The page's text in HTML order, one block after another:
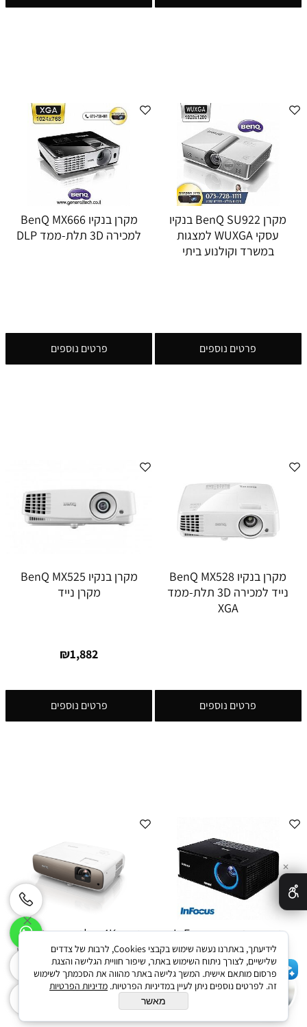
מקרן BenQ SU922 בנקיו
עסקי WUXGA למצגות
במשרד וקולנוע ביתי
פרטים נוספים
מקרן בנקיו BenQ MX666
למכירה 3D תלת-ממד DLP
פרטים נוספים
מקרן בנקיו BenQ MX528
נייד למכירה 3D תלת-ממד
XGA
פרטים נוספים
מקרן בנקיו BenQ MX525
מקרן נייד
₪1,882
פרטים נוספים
מקרן אינפוקוס InFocus
IN2116
מקרן 4K קולנוע ביתי BenQ
W2700 עם HDR10 ו- איריס
דינמי לסצנות חדות
משופרות.True 4K UHD
Projector with DCI-
P3/Rec.709 and HDR-PRO
✕
לידיעתך, באתרנו נעשה שימוש בקבצי Cookies, לרבות של צדדים
שלישיים, לצורך ניתוח השימוש באתר, שיפור חוויית הגלישה והצגת
פרסום מותאם אישית. המשך גלישה באתר מהווה את הסכמתך לשימוש
זה. לפרטים נוספים ניתן לעיין במדיניות הפרטיות. מדיניות הפרטיות
מאשר
שלום 👋 אני הצ'אטבוט של האתר!
צריך עזרה? התחל שיחה.